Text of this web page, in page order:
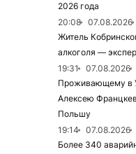
2026 года
20:08
07.08.2026
Житель
алкоголя —
19:31
07.08.2026
Проживающему в
Алексею
Польшу
19:14
07.08.2026
Более 340